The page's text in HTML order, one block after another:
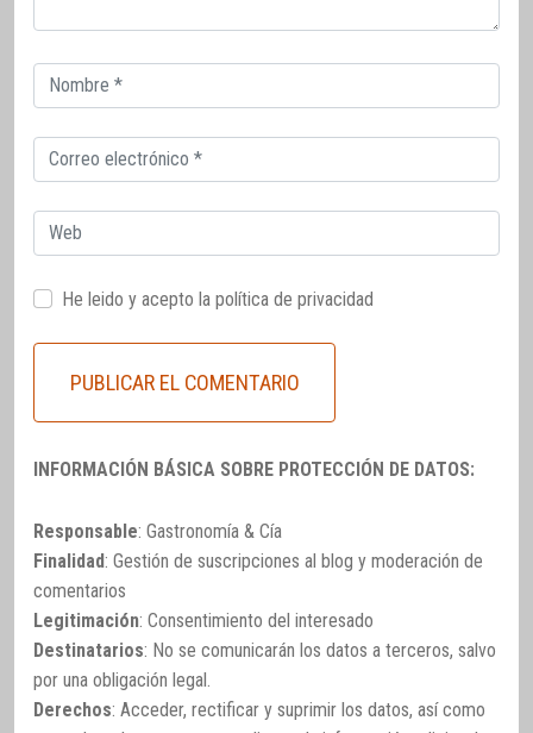
Correo
electrónico
Correo
electrónico
Web
He leido y acepto la política de privacidad
INFORMACIÓN BÁSICA SOBRE PROTECCIÓN DE DATOS:
Responsable: Gastronomía & Cía
Finalidad: Gestión de suscripciones al blog y moderación de
comentarios
Legitimación: Consentimiento del interesado
Destinatarios: No se comunicarán los datos a terceros, salvo
por una obligación legal.
Derechos: Acceder, rectificar y suprimir los datos, así como